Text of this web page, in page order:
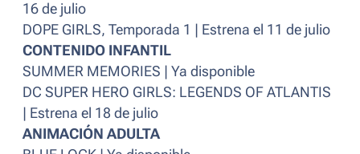
16 de julio
DOPE GIRLS, Temporada 1 | Estrena el 11 de julio
CONTENIDO INFANTIL
SUMMER MEMORIES | Ya disponible
DC SUPER HERO GIRLS: LEGENDS OF ATLANTIS
| Estrena el 18 de julio
ANIMACIÓN ADULTA